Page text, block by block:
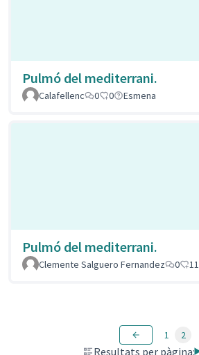
Pulmó del mediterrani.
Calafellenc
0 0 Esmena
Pulmó del mediterrani.
Clemente Salguero Fernandez
0 11
Resultats per pàgina:
1 2